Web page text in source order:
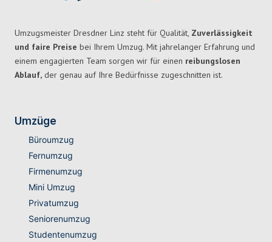
Umzugsmeister Dresdner Linz steht für Qualität, Zuverlässigkeit
und faire Preise bei Ihrem Umzug. Mit jahrelanger Erfahrung und
einem engagierten Team sorgen wir für einen reibungslosen
Ablauf, der genau auf Ihre Bedürfnisse zugeschnitten ist.
Umzüge
Büroumzug
Fernumzug
Firmenumzug
Mini Umzug
Privatumzug
Seniorenumzug
Studentenumzug